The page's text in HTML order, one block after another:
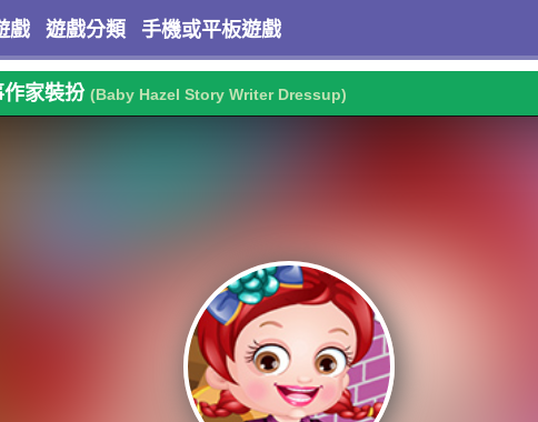
戲 遊戲分類 手機或平板遊戲
作家裝扮 (Baby Hazel Story Writer Dressup)